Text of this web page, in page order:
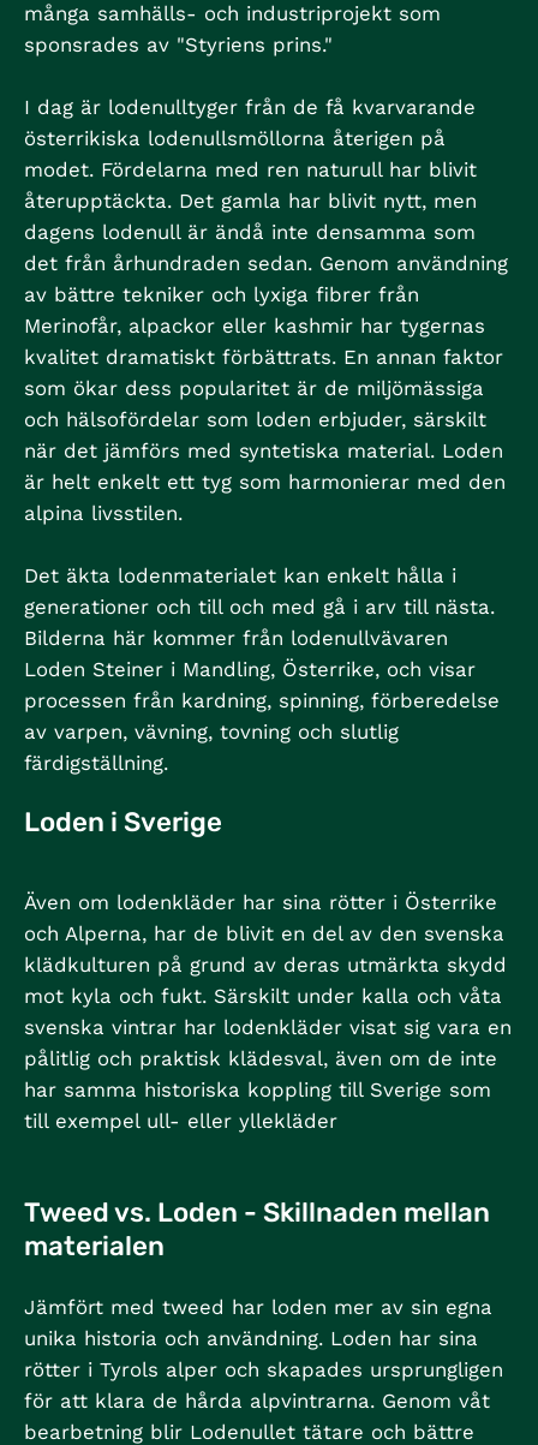
många samhälls- och industriprojekt som
sponsrades av "Styriens prins."
I dag är lodenulltyger från de få kvarvarande
österrikiska lodenullsmöllorna återigen på
modet. Fördelarna med ren naturull har blivit
återupptäckta. Det gamla har blivit nytt, men
dagens lodenull är ändå inte densamma som
det från århundraden sedan. Genom användning
av bättre tekniker och lyxiga fibrer från
Merinofår, alpackor eller kashmir har tygernas
kvalitet dramatiskt förbättrats. En annan faktor
som ökar dess popularitet är de miljömässiga
och hälsofördelar som loden erbjuder, särskilt
när det jämförs med syntetiska material. Loden
är helt enkelt ett tyg som harmonierar med den
alpina livsstilen.
Det äkta lodenmaterialet kan enkelt hålla i
generationer och till och med gå i arv till nästa.
Bilderna här kommer från lodenullvävaren
Loden Steiner i Mandling, Österrike, och visar
processen från kardning, spinning, förberedelse
av varpen, vävning, tovning och slutlig
färdigställning.
Loden i Sverige
Även om lodenkläder har sina rötter i Österrike
och Alperna, har de blivit en del av den svenska
klädkulturen på grund av deras utmärkta skydd
mot kyla och fukt. Särskilt under kalla och våta
svenska vintrar har lodenkläder visat sig vara en
pålitlig och praktisk klädesval, även om de inte
har samma historiska koppling till Sverige som
till exempel ull- eller yllekläder
Tweed vs. Loden - Skillnaden mellan
materialen
Jämfört med tweed har loden mer av sin egna
unika historia och användning. Loden har sina
rötter i Tyrols alper och skapades ursprungligen
för att klara de hårda alpvintrarna. Genom våt
bearbetning blir Lodenullet tätare och bättre